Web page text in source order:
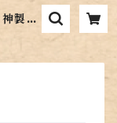
製作